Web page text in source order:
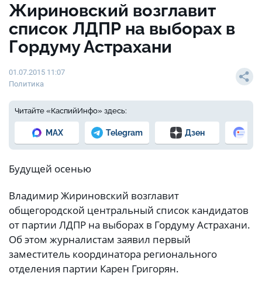
Жириновский возглавит
список ЛДПР на выборах в
Гордуму Астрахани
01.07.2015 11:07
Политика
Читайте «КаспийИнфо» здесь:
MAX Telegram Дзен
Будущей осенью
Владимир Жириновский возглавит
общегородской центральный список кандидатов
от партии ЛДПР на выборах в Гордуму Астрахани.
Об этом журналистам заявил первый
заместитель координатора регионального
отделения партии Карен Григорян.